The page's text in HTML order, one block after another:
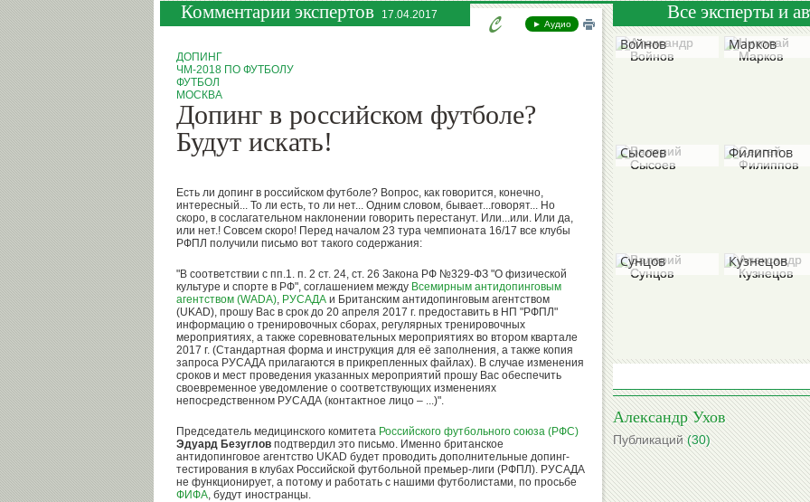
Комментарии экспертов 17.04.2017
► Аудио
ДОПИНГ
ЧМ-2018 ПО ФУТБОЛУ
ФУТБОЛ
МОСКВА
Допинг в российском футболе?
Будут искать!
Есть ли допинг в российском футболе? Вопрос, как говорится, конечно,
интересный... То ли есть, то ли нет... Одним словом, бывает...говорят... Но
скоро, в сослагательном наклонении говорить перестанут. Или...или. Или да,
или нет.! Совсем скоро! Перед началом 23 тура чемпионата 16/17 все клубы
РФПЛ получили письмо вот такого содержания:
"В соответствии с пп.1. п. 2 ст. 24, ст. 26 Закона РФ №329-ФЗ "О физической
культуре и спорте в РФ", соглашением между Всемирным антидопинговым
агентством (WADA), РУСАДА и Британским антидопинговым агентством
(UKAD), прошу Вас в срок до 20 апреля 2017 г. предоставить в НП "РФПЛ"
информацию о тренировочных сборах, регулярных тренировочных
мероприятиях, а также соревновательных мероприятиях во втором квартале
2017 г. (Стандартная форма и инструкция для её заполнения, а также копия
запроса РУСАДА прилагаются в прикрепленных файлах). В случае изменения
сроков и мест проведения указанных мероприятий прошу Вас обеспечить
своевременное уведомление о соответствующих изменениях
непосредственном РУСАДА (контактное лицо – ...)".
Председатель медицинского комитета Российского футбольного союза (РФС)
Эдуард Безуглов подтвердил это письмо. Именно британское
антидопинговое агентство UKAD будет проводить дополнительные допинг-
тестирования в клубах Российской футбольной премьер-лиги (РФПЛ). РУСАДА
не функционирует, а потому и работать с нашими футболистами, по просьбе
ФИФА, будут иностранцы.
Все эксперты и
Александр
Войнов
Николай
Марков
Сысоев
Филиппов
Сунцов
Кузнецов
Степанов
Гришин
Вячеслав
Колосков
Виктор
Коноплев
Александр Ухов
Публикаций(30)